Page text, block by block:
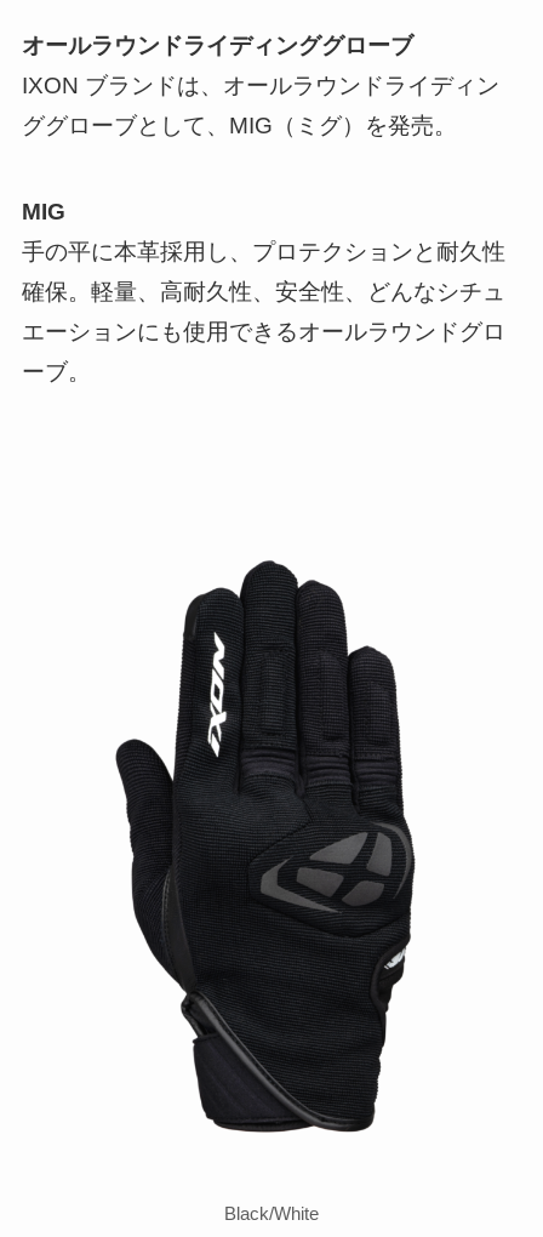
オールラウンドライディンググローブ
IXON ブランドは、オールラウンドライディン
ググローブとして、MIG（ミグ）を発売。
MIG
手の平に本革採用し、プロテクションと耐久性
確保。軽量、高耐久性、安全性、どんなシチュ
エーションにも使用できるオールラウンドグロ
ーブ。
Black/White